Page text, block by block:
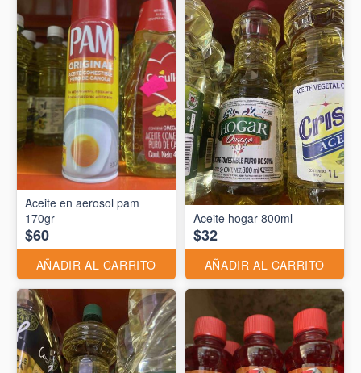
Aceite en aerosol pam
170gr
$60
AÑADIR AL CARRITO
Aceite hogar 800ml
$32
AÑADIR AL CARRITO